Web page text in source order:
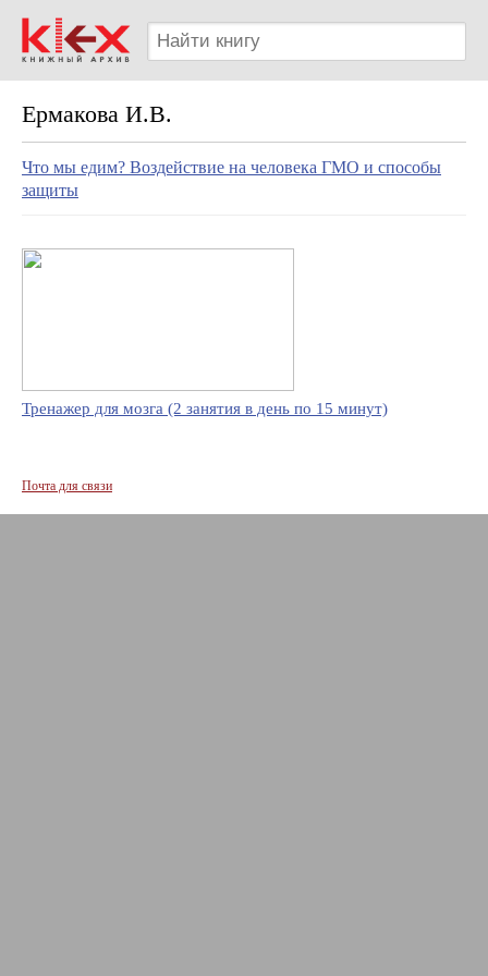
Ермакова И.В.
Что мы едим? Воздействие на человека ГМО и способы
защиты
Тренажер для мозга (2 занятия в день по 15 минут)
Почта для связи